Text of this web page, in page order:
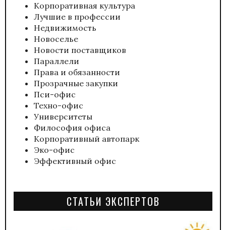
Корпоративная культура
Лучшие в профессии
Недвижимость
Новоселье
Новости поставщиков
Параллели
Права и обязанности
Прозрачные закупки
Пси-офис
Техно-офис
Университеты
Философия офиса
Корпоративный автопарк
Эко-офис
Эффективный офис
СТАТЬИ ЭКСПЕРТОВ